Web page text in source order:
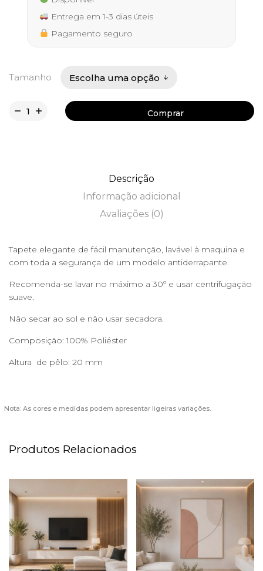
through
32,50 €
Entrega em 1-3 dias úteis
Pagamento seguro
Tamanho
Comprar
Descrição
Informação adicional
Avaliações (0)
Tapete elegante de fácil manutenção, lavável à maquina e
com toda a segurança de um modelo antiderrapante.
Recomenda-se lavar no máximo a 30º e usar centrifugação
suave.
Não secar ao sol e não usar secadora.
Composição: 100% Poliéster
Altura de pêlo: 20 mm
Nota: As cores e medidas podem apresentar ligeiras variações.
Produtos Relacionados